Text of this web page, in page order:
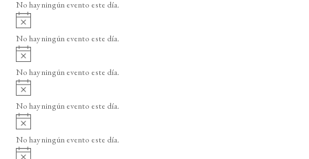
i
o
No hay ningún evento este día.
A
v
i
o
No hay ningún evento este día.
A
v
i
o
No hay ningún evento este día.
A
v
i
o
No hay ningún evento este día.
A
v
i
No hay ningún evento este día.
A